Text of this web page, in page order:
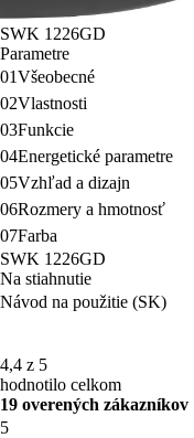
SWK 1226GD
Parametre
01Všeobecné
02Vlastnosti
03Funkcie
04Energetické parametre
05Vzhľad a dizajn
06Rozmery a hmotnosť
07Farba
SWK 1226GD
Na stiahnutie
Návod na použitie (SK)
4,4 z 5
hodnotilo celkom
19 overených zákazníkov
5